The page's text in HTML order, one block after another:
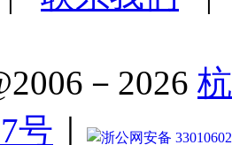
－2026
号 ｜ 浙公网安备